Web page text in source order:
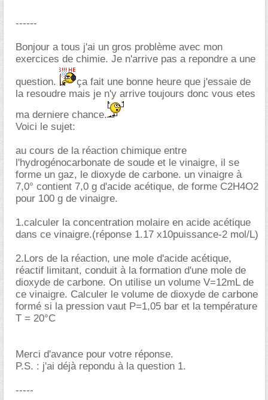
------
Bonjour a tous j'ai un gros problème avec mon
exercices de chimie. Je n'arrive pas a repondre a une
question.
ça fait une bonne heure que j'essaie de
la resoudre mais je n'y arrive toujours donc vous etes
ma derniere chance.
Voici le sujet:
au cours de la réaction chimique entre
l'hydrogénocarbonate de soude et le vinaigre, il se
forme un gaz, le dioxyde de carbone. un vinaigre à
7,0° contient 7,0 g d'acide acétique, de forme C2H4O2
pour 100 g de vinaigre.
1.calculer la concentration molaire en acide acétique
dans ce vinaigre.(réponse 1.17 x10puissance-2 mol/L)
2.Lors de la réaction, une mole d'acide acétique,
réactif limitant, conduit à la formation d'une mole de
dioxyde de carbone. On utilise un volume V=12mL de
ce vinaigre. Calculer le volume de dioxyde de carbone
formé si la pression vaut P=1,05 bar et la température
T = 20°C
Merci d'avance pour votre réponse.
P.S. : j'ai déjà repondu à la question 1.
-----